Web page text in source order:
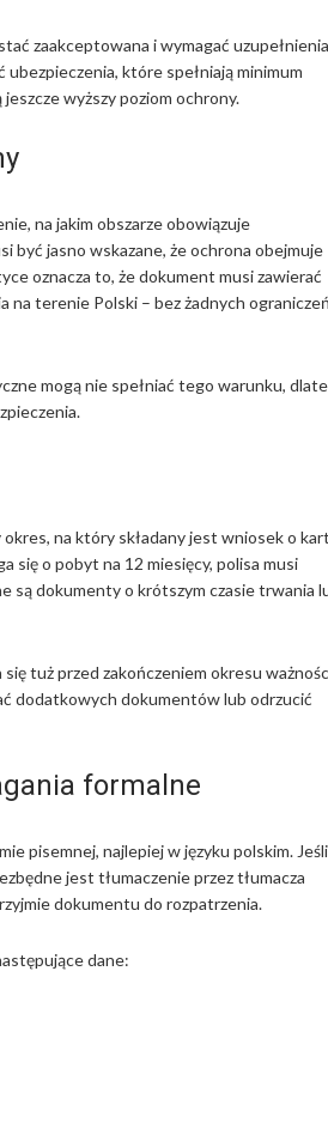
zaakceptowana i wymagać uzupełnienia
które spełniają minimum
wyższy poziom ochrony.
na jakim obszarze obowiązuje
być jasno wskazane, że ochrona obejmuje
oznacza to, że dokument musi zawierać
na terenie Polski – bez żadnych ograniczeń
mogą nie spełniać tego warunku,
na który składany jest wniosek o
się o pobyt na 12 miesięcy, polisa musi
są dokumenty o krótszym czasie trwania
tuż przed zakończeniem okresu
dodatkowych dokumentów lub odrzucić
formalne
pisemnej, najlepiej w języku polskim. Jeśli
jest tłumaczenie przez tłumacza
dokumentu do rozpatrzenia.
dane: